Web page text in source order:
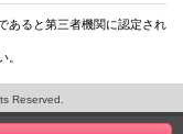
あると第三者機関に認定され
。
Reserved.